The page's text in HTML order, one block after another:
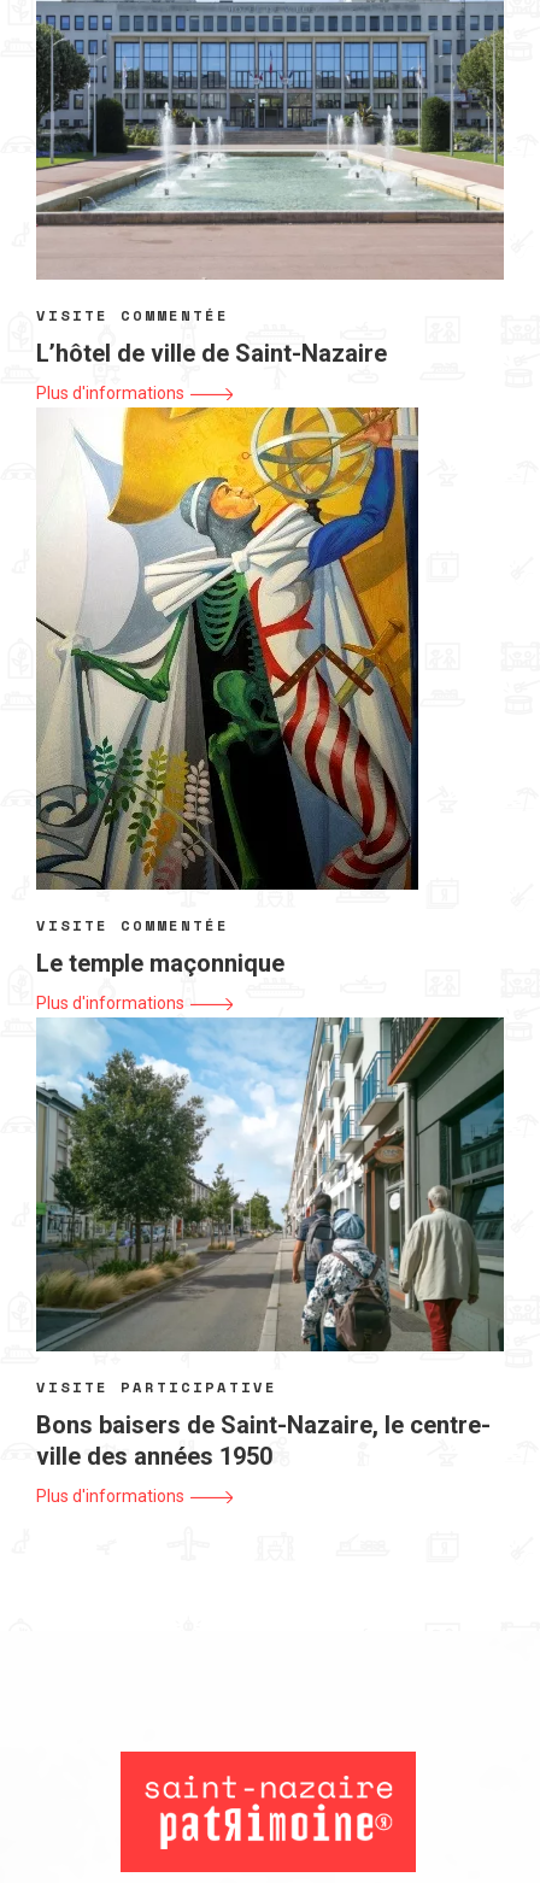
VISITE COMMENTÉE
L’hôtel de ville de Saint-Nazaire
Plus d'informations
VISITE COMMENTÉE
Le temple maçonnique
Plus d'informations
VISITE PARTICIPATIVE
Bons baisers de Saint-Nazaire, le centre-
ville des années 1950
Plus d'informations